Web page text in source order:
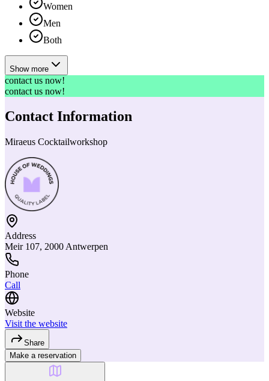
Women
Men
Both
Show more
contact us now!
contact us now!
Contact Information
Miraeus Cocktailworkshop
Address
Meir 107, 2000 Antwerpen
Phone
Call
Website
Visit the website
Share
Make a reservation